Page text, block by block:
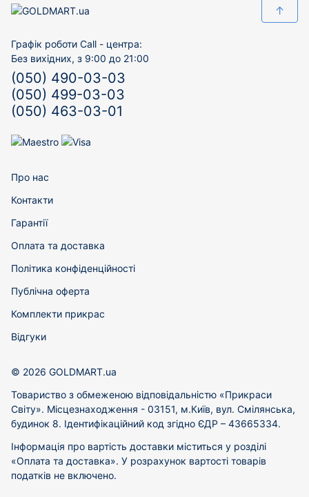
↑
Графік роботи Call - центра:
Без вихідних, з 9:00 до 21:00
(050) 490-03-03
(050) 499-03-03
(050) 463-03-01
Про нас
Контакти
Гарантії
Оплата та доставка
Політика конфіденційності
Публічна оферта
Комплекти прикрас
Відгуки
© 2026 GOLDMART.ua
Товариство з обмеженою відповідальністю «Прикраси
Світу». Місцезнаходження - 03151, м.Київ, вул. Смілянська,
будинок 8. Ідентифікаційний код згідно ЄДР – 43665334.
Інформація про вартість доставки міститься у розділі
«Оплата та доставка». У розрахунок вартості товарів
податків не включено.